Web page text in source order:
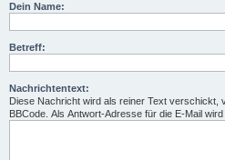
Dein Name:
Betreff:
Nachrichtentext:
Diese Nachricht wird als reiner Text verschickt,
BBCode. Als Antwort-Adresse für die E-Mail